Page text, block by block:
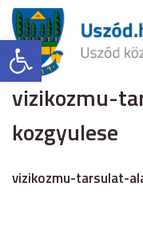
Eszköztár megnyitása
vizikozmu-
kozgyulese
vizikozmu-tarsulat-